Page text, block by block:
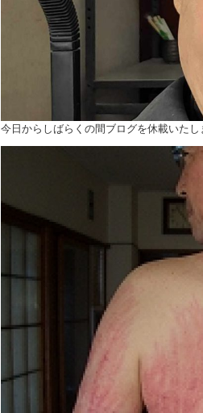
今日からしばらくの間ブログを休載いたし